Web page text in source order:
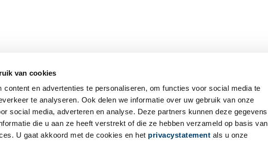
van cookies
content en advertenties te personaliseren, om functies voor social media te
te analyseren. Ook delen we informatie over uw gebruik van onze
social media, adverteren en analyse. Deze partners kunnen deze gegevens
die u aan ze heeft verstrekt of die ze hebben verzameld op basis van
U gaat akkoord met de cookies en het privacystatement als u onze